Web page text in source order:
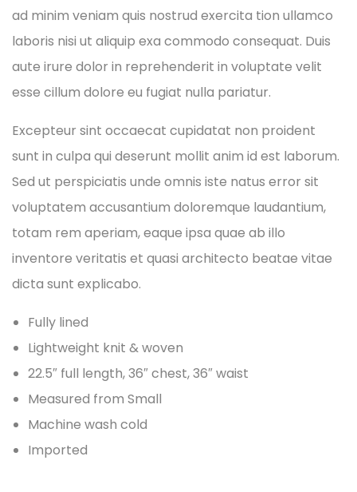
ad minim veniam quis nostrud exercita tion ullamco
laboris nisi ut aliquip exa commodo consequat. Duis
aute irure dolor in reprehenderit in voluptate velit
esse cillum dolore eu fugiat nulla pariatur.
Excepteur sint occaecat cupidatat non proident
sunt in culpa qui deserunt mollit anim id est laborum.
Sed ut perspiciatis unde omnis iste natus error sit
voluptatem accusantium doloremque laudantium,
totam rem aperiam, eaque ipsa quae ab illo
inventore veritatis et quasi architecto beatae vitae
dicta sunt explicabo.
Fully lined
Lightweight knit & woven
22.5″ full length, 36″ chest, 36″ waist
Measured from Small
Machine wash cold
Imported